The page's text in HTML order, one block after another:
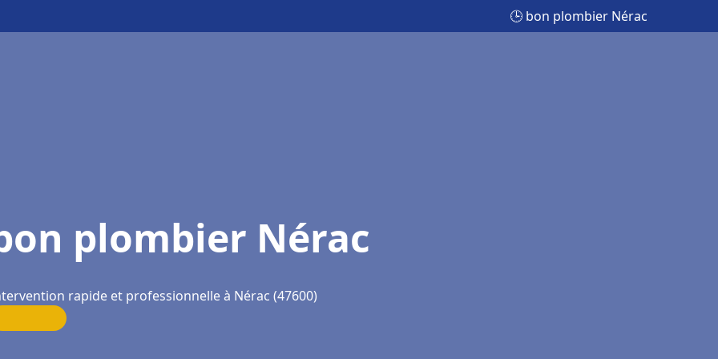
🕒 bon plombier Nérac
plombier Nérac
rapide et professionnelle à Nérac (47600)